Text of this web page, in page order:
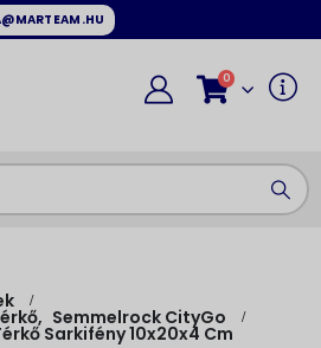
0
, Semmelrock CityGo
Sarkifény 10x20x4 Cm